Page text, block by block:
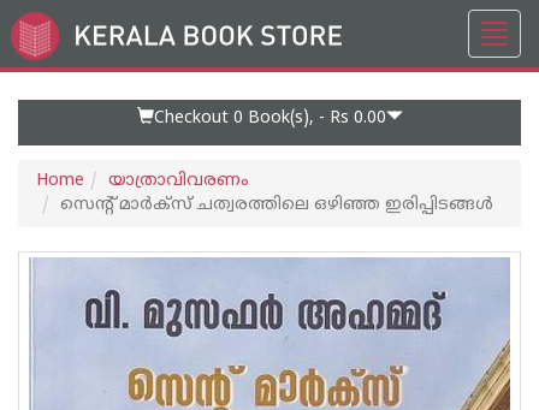
Go
to
Checkout 0 Book(s), - Rs 0.00
Home
യാത്രാവിവരണം
സെന്റ് മാര്‍ക്സ് ചത്വരത്തിലെ ഒഴിഞ്ഞ ഇരിപ്പിടങ്ങള്‍